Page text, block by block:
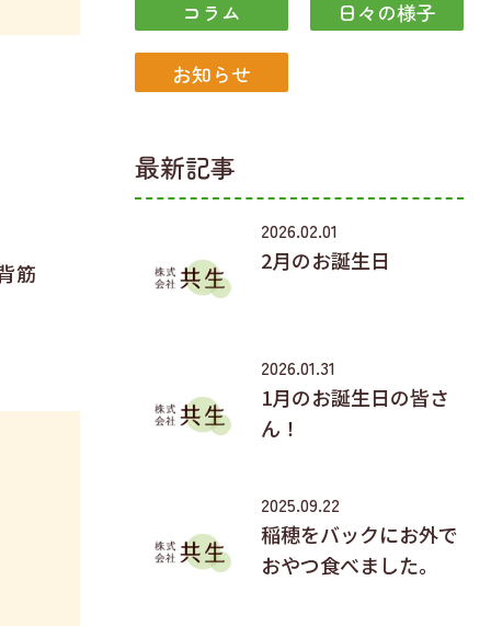
筋
コラム 日々の様子
お知らせ
最新記事
2026.02.01
2月のお誕生日
2026.01.31
1月のお誕生日の皆さ
ん！
2025.09.22
稲穂をバックにお外で
おやつ食べました。